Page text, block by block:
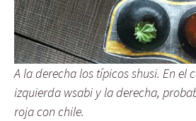
A la derecha los típicos shusi. En el
izquierda wsabi y la derecha,
roja con chile.